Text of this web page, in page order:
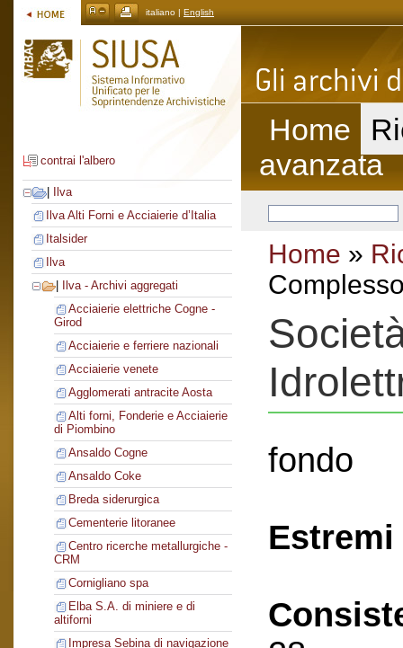
italiano | English
contrai l'albero
Ilva
Ilva Alti Forni e Acciaierie d’Italia
Italsider
Ilva
Ilva - Archivi aggregati
Acciaierie elettriche Cogne -
Girod
Acciaierie e ferriere nazionali
Acciaierie venete
Agglomerati antracite Aosta
Alti forni, Fonderie e Acciaierie
di Piombino
Ansaldo Cogne
Ansaldo Coke
Breda siderurgica
Cementerie litoranee
Centro ricerche metallurgiche -
CRM
Cornigliano spa
Elba S.A. di miniere e di
altiforni
Impresa Sebina di navigazione
Home
avanzata
Home »
fondo